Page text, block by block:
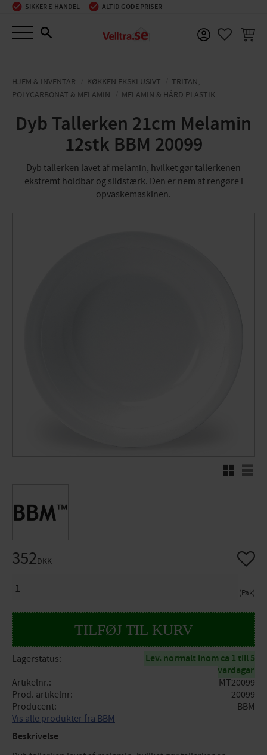
Menu
SIKKER E-HANDEL ALTID GODE PRISER
HJEM & INVENTAR KØKKEN EKSKLUSIVT
TRITAN,
POLYCARBONAT & MELAMIN
MELAMIN & HÅRD PLASTIK
Dyb Tallerken 21cm Melamin
12stk BBM 20099
Dyb tallerken lavet af melamin, hvilket gør tallerkenen
ekstremt holdbar og slidstærk. Den er nem at rengøre i
opvaskemaskinen.
RutenettListe
352DKK
Pak
Gem
Lagerstatus
Lev. normalt inom ca 1 till 5
vardagar
Artikelnr.
MT20099
Prod. artikelnr
20099
Producent
BBM
Vis alle produkter fra BBM
Beskrivelse